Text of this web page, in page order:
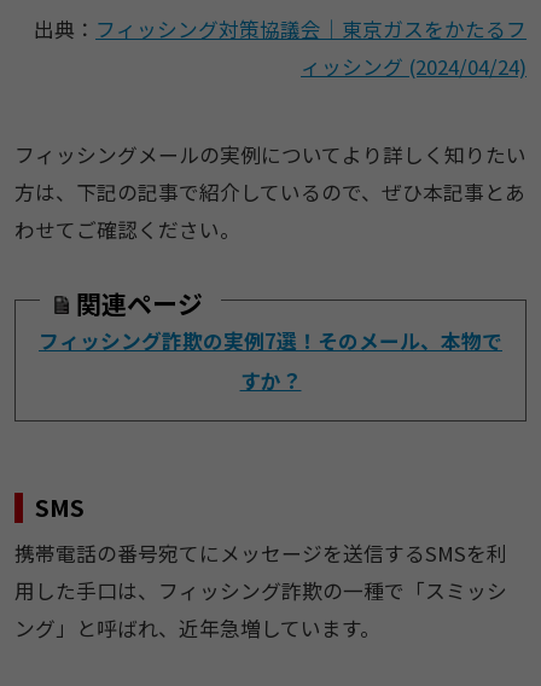
出典： フィッシング対策協議会｜東京ガスをかたるフ
ィッシング (2024/04/24)
フィッシングメールの実例についてより詳しく知りたい
方は、下記の記事で紹介しているので、ぜひ本記事とあ
わせてご確認ください。
関連ページ
フィッシング詐欺の実例7選！そのメール、本物で
すか？
SMS
携帯電話の番号宛てにメッセージを送信するSMSを利
用した手口は、フィッシング詐欺の一種で「スミッシ
ング」と呼ばれ、近年急増しています。